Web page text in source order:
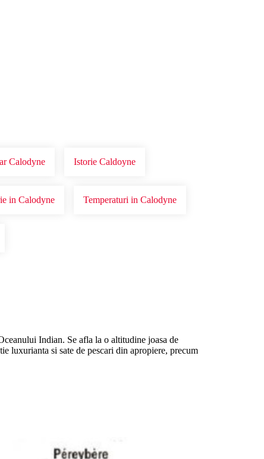
Calodyne Istorie Caldoyne
in Calodyne Temperaturi in Calodyne
Indian. Se afla la o altitudine joasa de
luxurianta si sate de pescari din apropiere, precum